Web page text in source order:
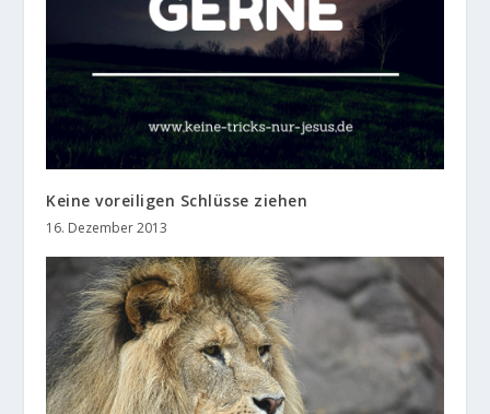
Keine voreiligen Schlüsse ziehen
16. Dezember 2013